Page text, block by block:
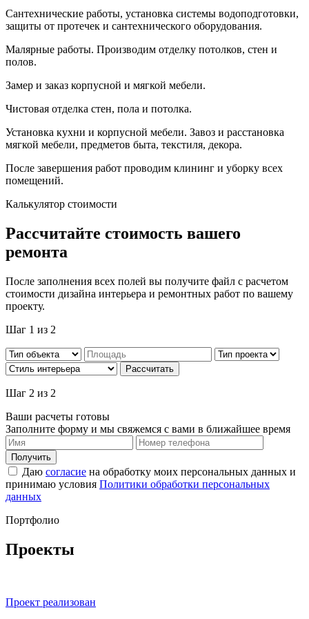
Сантехнические работы, установка системы водоподготовки,
защиты от протечек и сантехнического оборудования.
Малярные работы. Производим отделку потолков, стен и
полов.
Замер и заказ корпусной и мягкой мебели.
Чистовая отделка стен, пола и потолка.
Установка кухни и корпусной мебели. Завоз и расстановка
мягкой мебели, предметов быта, текстиля, декора.
После завершения работ проводим клининг и уборку всех
помещений.
Калькулятор стоимости
Рассчитайте стоимость вашего
ремонта
После заполнения всех полей вы получите файл с расчетом
стоимости дизайна интерьера и ремонтных работ по вашему
проекту.
Шаг 1 из 2
Рассчитать
Шаг 2 из 2
Ваши расчеты готовы
Заполните форму и мы свяжемся с вами в ближайшее время
Получить
Даю согласие на обработку моих персональных данных и
принимаю условия Политики обработки персональных
данных
Портфолио
Проекты
Проект реализован